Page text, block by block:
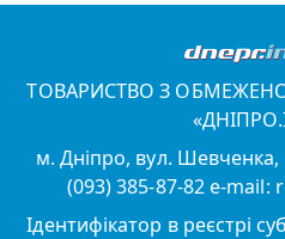
ТОВАРИСТВО З
м. Дніпро, вул. Шевченка,
(093) 385-87-82 e-mail:
Ідентифікатор в реєстрі